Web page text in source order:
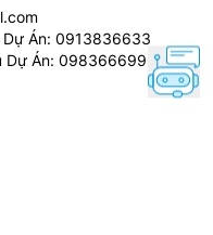
Án: 0913836633
Dự Án: 0983666996